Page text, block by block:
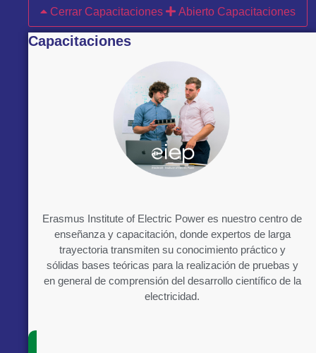
Cerrar Capacitaciones
Abierto Capacitaciones
Capacitaciones
Erasmus Institute of Electric Power es nuestro centro de
enseñanza y capacitación, donde expertos de larga
trayectoria transmiten su conocimiento práctico y
sólidas bases teóricas para la realización de pruebas y
en general de comprensión del desarrollo científico de la
electricidad.